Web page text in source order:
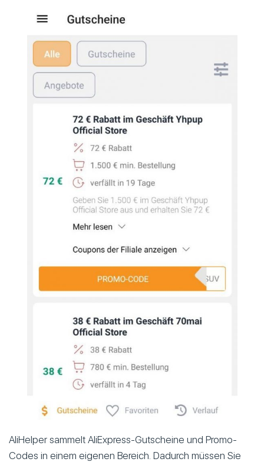
AliHelper sammelt AliExpress-Gutscheine und Promo-
Codes in einem eigenen Bereich. Dadurch müssen Sie